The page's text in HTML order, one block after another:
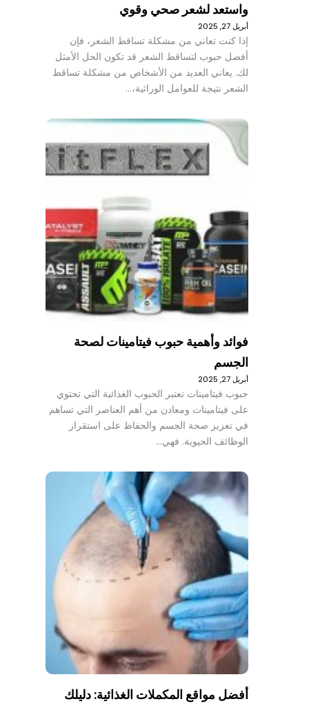
واستعد لشعر صحي وقوي
أبريل 27, 2025
إذا كنت تعاني من مشكلة تساقط الشعر، فإن
أفضل حبوب لتساقط الشعر قد تكون الحل الأمثل
لك. يعاني العديد من الأشخاص من مشكلة تساقط
الشعر نتيجة للعوامل الوراثية،…
فوائد وأهمية حبوب فيتامينات لصحة
الجسم
أبريل 27, 2025
حبوب فيتامينات تعتبر الحبوب الغذائية التي تحتوي
على فيتامينات ومعادن من أهم العناصر التي تساهم
في تعزيز صحة الجسم والحفاظ على استقرار
الوظائف الحيوية. فهي…
أفضل مواقع المكملات الغذائية: دليلك